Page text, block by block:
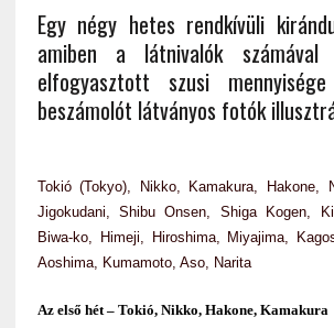
Egy négy hetes rendkívüli
amiben a látnivalók
elfogyasztott szusi
beszámolót látványos fotók
Tokió (Tokyo), Nikko, Kamakura, Hakone,
Jigokudani, Shibu Onsen, Shiga Kogen,
Biwa-ko, Himeji, Hiroshima, Miyajima,
Aoshima, Kumamoto, Aso, Narita
Az első hét – Tokió, Nikko, Hakone, Kamakura